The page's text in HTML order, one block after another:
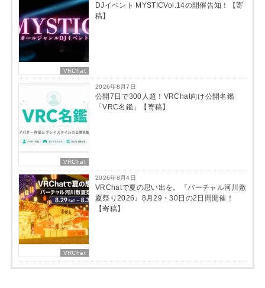
VRChat
DJイベント MYSTICVol.14の開催告知！【寄
稿】
VRChat
2026年8月7日
公開7日で300人超！VRChat向け公開名鑑
「VRC名鑑」【寄稿】
VRChat
2026年8月4日
VRChatで夏の思い出を。『バーチャル河川敷
夏祭り2026』8月29・30日の2日間開催！
【寄稿】